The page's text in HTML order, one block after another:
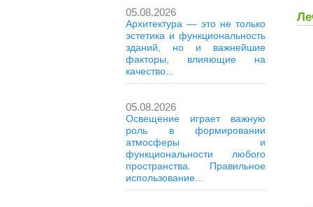
05.08.2026
Архитектура — это не только
эстетика и функциональность
зданий, но и важнейшие
факторы, влияющие на
качество...
05.08.2026
Освещение играет важную
роль в формировании
атмосферы и
функциональности любого
пространства. Правильное
использование...